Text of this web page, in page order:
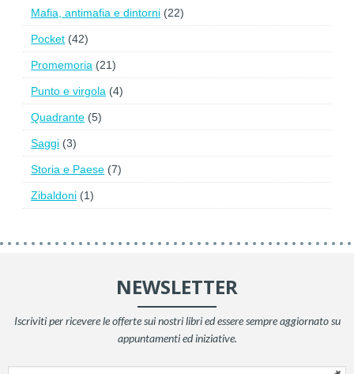
Mafia, antimafia e dintorni (22)
Pocket (42)
Promemoria (21)
Punto e virgola (4)
Quadrante (5)
Saggi (3)
Storia e Paese (7)
Zibaldoni (1)
NEWSLETTER
Iscriviti per ricevere le offerte sui nostri libri ed essere sempre aggiornato su
appuntamenti ed iniziative.